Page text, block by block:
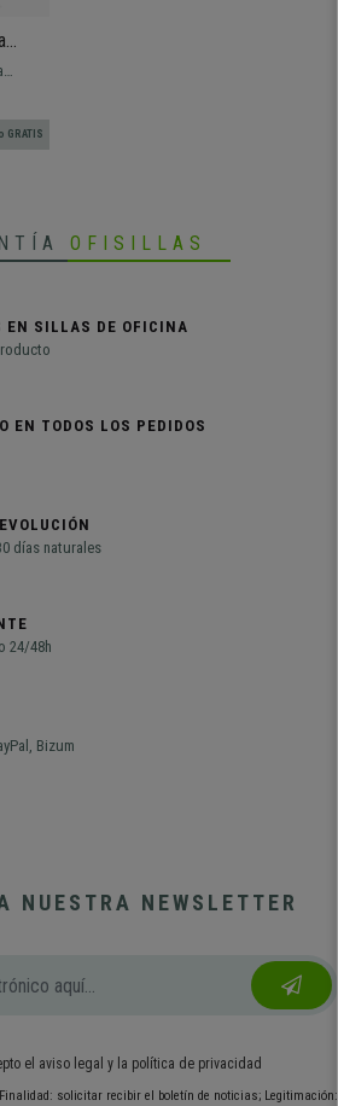
gran
GRATIS
OFISILLAS
EN SILLAS DE OFICINA
EN TODOS LOS PEDIDOS
días naturales
24/48h
Bizum
NUESTRA NEWSLETTER
el aviso legal y la política de privacidad
Finalidad: solicitar recibir el boletín de noticias; Legitimación: